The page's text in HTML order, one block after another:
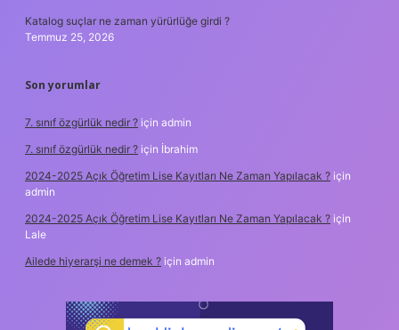
Katalog suçlar ne zaman yürürlüğe girdi ?
Temmuz 25, 2026
Son yorumlar
7. sınıf özgürlük nedir ? için admin
7. sınıf özgürlük nedir ? için İbrahim
2024-2025 Açık Öğretim Lise Kayıtları Ne Zaman Yapılacak ? için
admin
2024-2025 Açık Öğretim Lise Kayıtları Ne Zaman Yapılacak ? için
Lale
Ailede hiyerarşi ne demek ? için admin